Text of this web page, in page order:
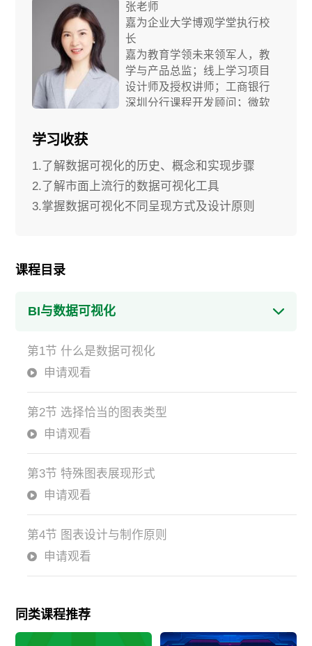
张老师
嘉为企业大学博观学堂执行校
长
嘉为教育学领未来领军人，教
学与产品总监；线上学习项目
设计师及授权讲师；工商银行
深圳分行课程开发顾问；微软
MCITP、MOS)；中山大学岭南
学院特聘讲师。
学习收获
1.了解数据可视化的历史、概念和实现步骤
2.了解市面上流行的数据可视化工具
3.掌握数据可视化不同呈现方式及设计原则
课程目录
BI与数据可视化
第1节 什么是数据可视化
申请观看
第2节 选择恰当的图表类型
申请观看
第3节 特殊图表展现形式
申请观看
第4节 图表设计与制作原则
申请观看
同类课程推荐